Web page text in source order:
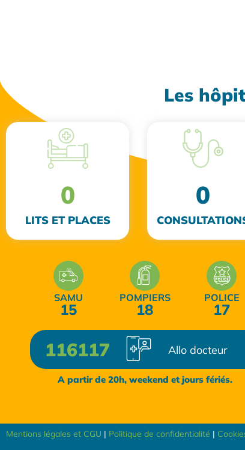
Les
LITS ET PLACES
0 0
SAMU
15
POMPIERS
18
POLICE
17
116117 Allo docteur
A partir de 20h, weekend et jours fériés.
Mentions légales et CGU | Politique de confidentialité |